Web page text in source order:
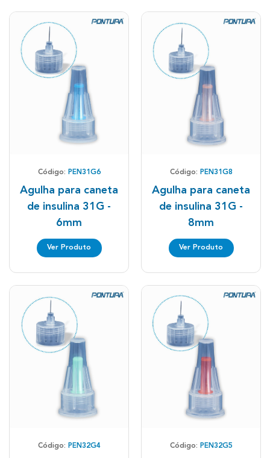
Código: PEN31G6
Agulha para caneta
de insulina 31G -
6mm
Ver Produto
Código: PEN31G8
Agulha para caneta
de insulina 31G -
8mm
Ver Produto
Código: PEN32G4 Código: PEN32G5